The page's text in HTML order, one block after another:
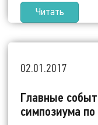
Читать
02.01.2017
Главные
симпозиума